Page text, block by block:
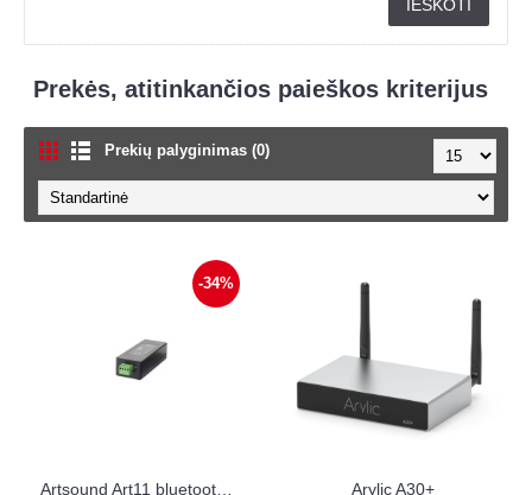
Prekės, atitinkančios paieškos kriterijus
Prekių palyginimas (0)
-34%
Arylic A30+